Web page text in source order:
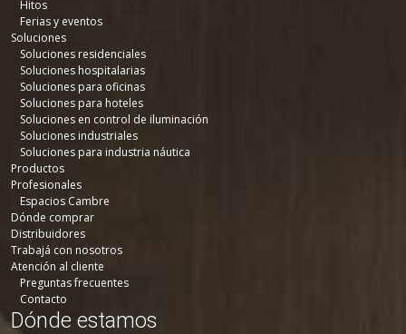
Hitos
Ferias y eventos
Soluciones
Soluciones residenciales
Soluciones hospitalarias
Soluciones para oficinas
Soluciones para hoteles
Soluciones en control de iluminación
Soluciones industriales
Soluciones para industria náutica
Productos
Profesionales
Espacios Cambre
Dónde comprar
Distribuidores
Trabajá con nosotros
Atención al cliente
Preguntas frecuentes
Contacto
Dónde estamos